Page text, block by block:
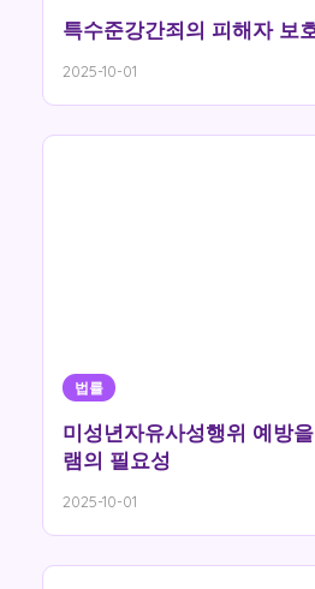
특수준강간죄의 피해자 보
2025-10-01
법률
미성년자유사성행위 예방
램의 필요성
2025-10-01